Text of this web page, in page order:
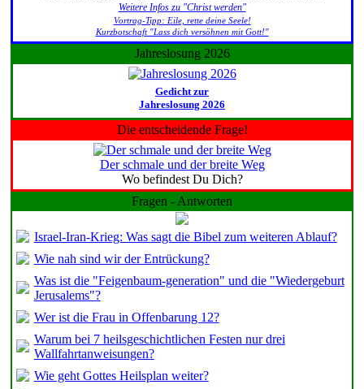
Weitere Infos zu "Christ werden"
Vortrag-Tipp: Eile, rette deine Seele!
Kurzbotschaft "Lass dich versöhnen mit Gott!"
Jahreslosung 2026
Gedicht zur
Jahreslosung 2026
Die entscheidende Frage!
Der schmale und der breite Weg
Wo befindest Du Dich?
Fragen - Antworten
Israel-Iran-Krieg: Was sagt die Bibel zum weiteren Ablauf?
Wie nah sind wir der Entrückung?
Was ist die "Feigenbaum-generation" und die "Wiedergeburt
Jerusalems"?
Wer ist die Frau in Offenbarung 12?
Warum bei 7 heilsgeschichtlichen Festen nur drei
Wallfahrtanweisungen?
Wie geht Gottes Heilsplan weiter?